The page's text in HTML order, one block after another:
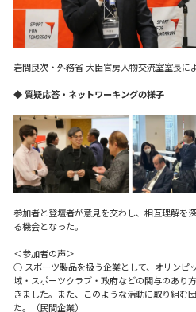
岩間良次・外務省 大臣官房人物交流室室長に
◆ 質疑応答・ネットワーキングの様子
参加者と登壇者が意見を交わし、相互理解を
る機会となった。
＜参加者の声＞
○ スポーツ製品を扱う企業として、オリンピ
域・スポーツクラブ・政府などの関与のあり
きました。また、このような活動に取り組む
た。（民間企業）